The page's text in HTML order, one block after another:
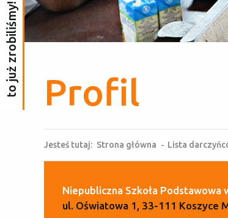
to już zrobiliśmy! Profil
Jesteś tutaj: Strona główna - Lista
Niepubliczna Szkoła Podstawowa
ul. Oświatowa 1, 33-111 Koszyce